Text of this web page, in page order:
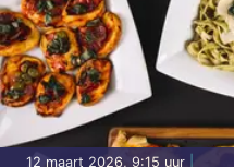
12 maart 2026, 9:15 uur